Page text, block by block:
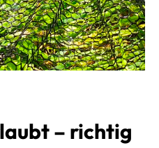
– richtig